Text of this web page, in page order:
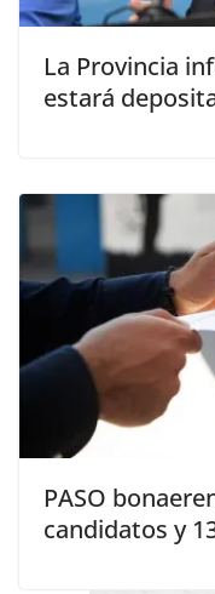
La Provincia
estará
PASO
candidatos y